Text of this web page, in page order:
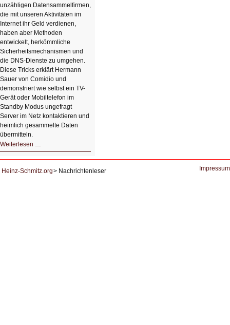
unzähligen Datensammelfirmen,
die mit unseren Aktivitäten im
Internet ihr Geld verdienen,
haben aber Methoden
entwickelt, herkömmliche
Sicherheitsmechanismen und
die DNS-Dienste zu umgehen.
Diese Tricks erklärt Hermann
Sauer von Comidio und
demonstriert wie selbst ein TV-
Gerät oder Mobiltelefon im
Standby Modus ungefragt
Server im Netz kontaktieren und
heimlich gesammelte Daten
übermitteln.
Weiterlesen …
DNS
Heinz-Schmitz.org
Nachrichtenleser Impressum